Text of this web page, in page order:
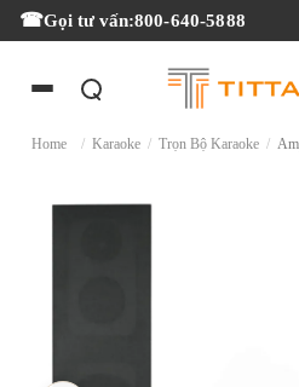
Gọi tư vấn:800-640-5888
Home / Karaoke / Trọn Bộ Karaoke /